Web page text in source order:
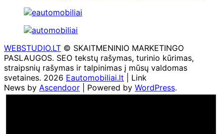
WEBSTUDIO.LT © SKAITMENINIO MARKETINGO
PASLAUGOS. SEO tekstų rašymas, turinio kūrimas,
straipsnių rašymas ir talpinimas į mūsų valdomas
svetaines. 2026 Eautomobiliai.lt | Link
News by Ascendoor | Powered by WordPress.